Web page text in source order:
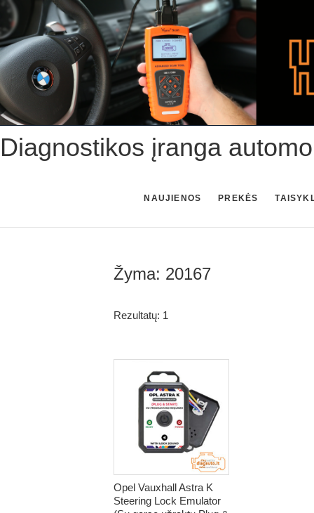
Skip
to
content
Diagnostikos įranga
NAUJIENOS PREKĖS
Žyma: 20167
Rezultatų: 1
Opel Vauxhall Astra K
Steering Lock Emulator